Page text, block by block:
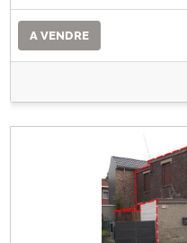
A VENDRE